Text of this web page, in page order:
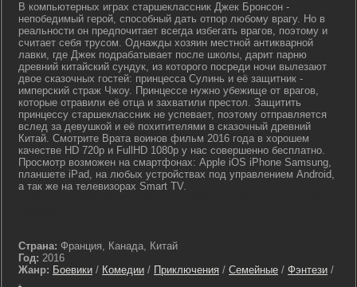
В компьютерных играх старшеклассник Джек Бронсон -
непобедимый герой, способный дать отпор любому врагу. Но в
реальности он предпочитает всегда избегать врагов, поэтому и
считает себя трусом. Однажды хозяин местной антикварной
лавки, где Джек подрабатывает после школы, дарит парню
древний китайский сундук, из которого посреди ночи вылезают
двое сказочных гостей: принцесса Сулинь и её защитник -
имперский страж Чжоу. Принцессе нужно убежище от врагов,
которые отравили её отца и захватили престол. Защитить
принцессу старшеклассник не успевает, поэтому отправляется
вслед за девушкой и её похитителями в сказочный древний
Китай. Смотрите Врата воинов фильм 2016 года в хорошем
качестве HD 720p и FullHD 1080p у нас совершенно бесплатно.
Просмотр возможен на смартфонах: Apple iOS iPhone Samsung,
планшете iPad, на любых устройствах под управлением Android,
а так же на телевизорах Smart TV.
Страна: Франция, Канада, Китай
Год: 2016
Жанр: Боевики / Комедии / Приключения / Семейные / Фэнтези /
.